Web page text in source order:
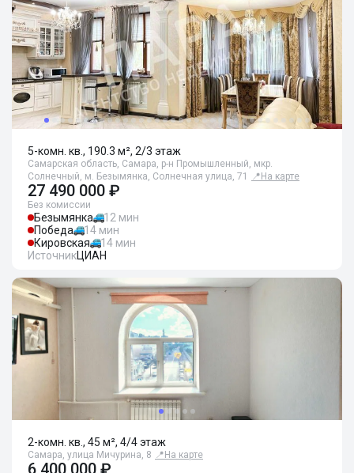
5-комн. кв., 190.3 м², 2/3 этаж
Самарская область, Самара, р-н Промышленный, мкр.
Солнечный, м. Безымянка, Солнечная улица, 71
📍 На карте
27 490 000 ₽
Без комиссии
Безымянка
12 мин
Победа
14 мин
Кировская
14 мин
ИсточникЦИАН
2-комн. кв., 45 м², 4/4 этаж
Самара, улица Мичурина, 8 📍 На карте
6 400 000 ₽